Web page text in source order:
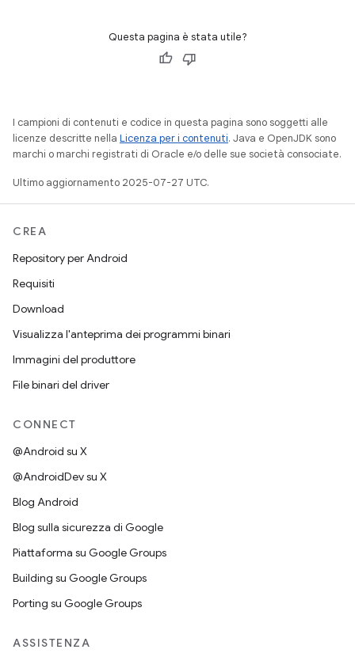
Questa pagina è stata utile?
I campioni di contenuti e codice in questa pagina sono soggetti alle
licenze descritte nella Licenza per i contenuti. Java e OpenJDK sono
marchi o marchi registrati di Oracle e/o delle sue società consociate.
Ultimo aggiornamento 2025-07-27 UTC.
CREA
Repository per Android
Requisiti
Download
Visualizza l'anteprima dei programmi binari
Immagini del produttore
File binari del driver
CONNECT
@Android su X
@AndroidDev su X
Blog Android
Blog sulla sicurezza di Google
Piattaforma su Google Groups
Building su Google Groups
Porting su Google Groups
ASSISTENZA